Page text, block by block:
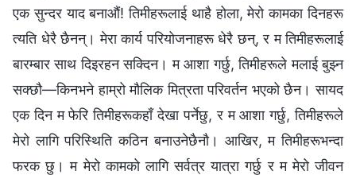
एक सुन्दर याद बनाऔं! तिमीहरूलाई थाहै होला, मेरो कामका दिनहरू
त्यति धेरै छैनन्। मेरा कार्य परियोजनाहरू धेरै छन्, र म तिमीहरूलाई
बारम्बार साथ दिइरहन सक्दिन। म आशा गर्छु, तिमीहरूले मलाई बुझ्न
सक्छौ—किनभने हाम्रो मौलिक मित्रता परिवर्तन भएको छैन। सायद
एक दिन म फेरि तिमीहरूकहाँ देखा पर्नेछु, र म आशा गर्छु, तिमीहरूले
मेरो लागि परिस्थिति कठिन बनाउनेछैनौ। आखिर, म तिमीहरूभन्दा
फरक छु। म मेरो कामको लागि सर्वत्र यात्रा गर्छु र म मेरो जीवन